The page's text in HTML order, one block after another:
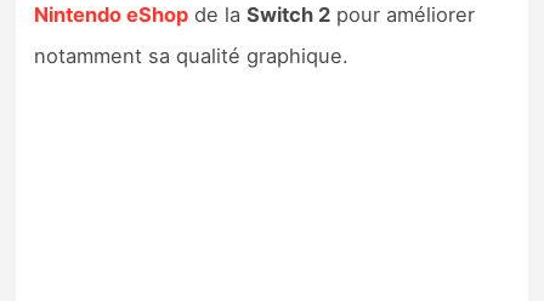
Bons plans
Nintendo eShop de laSwitch 2 pour améliorer
notamment sa qualité graphique.